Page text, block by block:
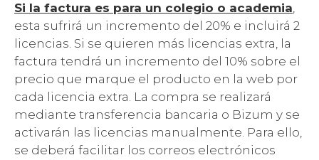
Si la factura es para un colegio o academia,
esta sufrirá un incremento del 20% e incluirá 2
licencias. Si se quieren más licencias extra, la
factura tendrá un incremento del 10% sobre el
precio que marque el producto en la web por
cada licencia extra. La compra se realizará
mediante transferencia bancaria o Bizum y se
activarán las licencias manualmente. Para ello,
se deberá facilitar los correos electrónicos